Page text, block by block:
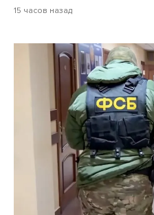
15 часов назад